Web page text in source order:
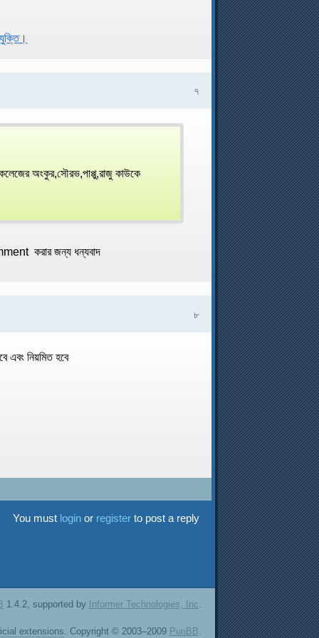
৭
অংকুর,সৌরভ,পাপ্পু,রাজু কাউকে
করার জন্য ধন্যবাদ
৮
এবং নিয়মিত হবে
You must loginor registerto post a reply
1.4.2, supported by Informer Technologies, Inc
extensions. Copyright © 2003–2009 PunBB.